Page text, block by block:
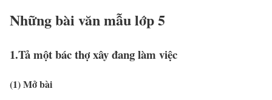
Những bài văn mẫu lớp 5
1.Tả một bác thợ xây đang làm việc
(1) Mở bài